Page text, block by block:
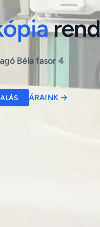
Béla fasor 4
ÁRAINK →